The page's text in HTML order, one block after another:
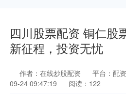
四川股票配资 铜仁股
新征程，投资无忧
作者：在线炒股配资 平台：配
09-24 09:47:19
阅读：122